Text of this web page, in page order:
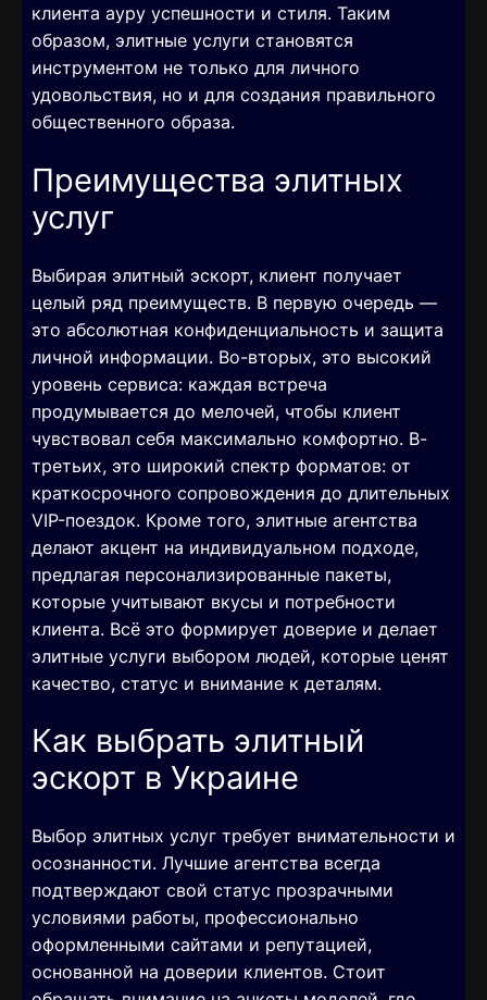
клиента ауру успешности и стиля. Таким
образом, элитные услуги становятся
инструментом не только для личного
удовольствия, но и для создания правильного
общественного образа.
Преимущества элитных
услуг
Выбирая элитный эскорт, клиент получает
целый ряд преимуществ. В первую очередь —
это абсолютная конфиденциальность и защита
личной информации. Во-вторых, это высокий
уровень сервиса: каждая встреча
продумывается до мелочей, чтобы клиент
чувствовал себя максимально комфортно. В-
третьих, это широкий спектр форматов: от
краткосрочного сопровождения до длительных
VIP-поездок. Кроме того, элитные агентства
делают акцент на индивидуальном подходе,
предлагая персонализированные пакеты,
которые учитывают вкусы и потребности
клиента. Всё это формирует доверие и делает
элитные услуги выбором людей, которые ценят
качество, статус и внимание к деталям.
Как выбрать элитный
эскорт в Украине
Выбор элитных услуг требует внимательности и
осознанности. Лучшие агентства всегда
подтверждают свой статус прозрачными
условиями работы, профессионально
оформленными сайтами и репутацией,
основанной на доверии клиентов. Стоит